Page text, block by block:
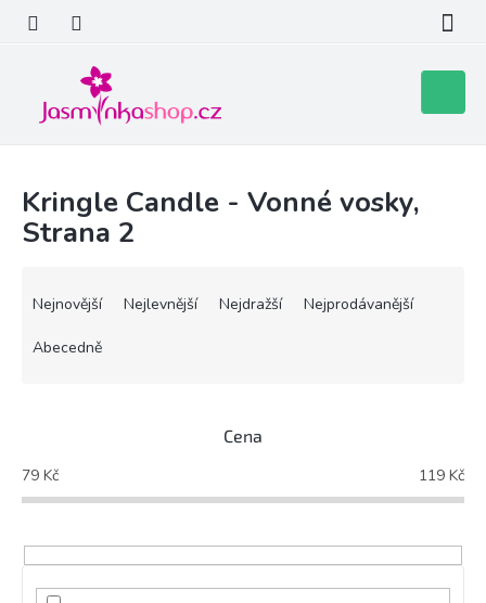
obsah
košík
Kringle Candle - Vonné vosky,
Strana 2
o
d
k
t
Nejnovější Nejlevnější Nejdražší Nejprodávanější
Abecedně
Cena
79 Kč 119 Kč